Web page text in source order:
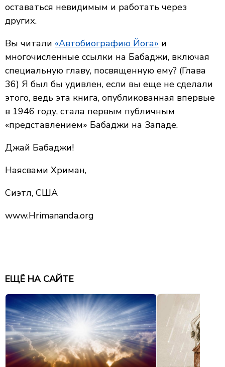
оставаться невидимым и работать через
других.
Вы читали «Автобиографию Йога» и
многочисленные ссылки на Бабаджи, включая
специальную главу, посвященную ему? (Глава
36) Я был бы удивлен, если вы еще не сделали
этого, ведь эта книга, опубликованная впервые
в 1946 году, стала первым публичным
«представлением» Бабаджи на Западе.
Джай Бабаджи!
Наясвами Хриман,
Сиэтл, США
www.Hrimananda.org
ЕЩЁ НА САЙТЕ